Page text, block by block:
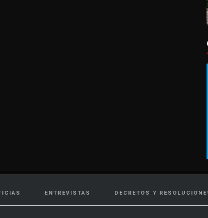
ENTREVISTAS DECRETOS Y